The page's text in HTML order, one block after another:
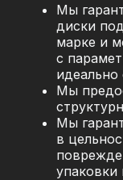
Мы
диски
марке и
с
идеально
Мы
Мы
в
упаковки